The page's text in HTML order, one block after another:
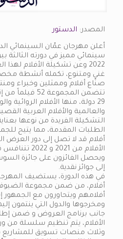
المصدر: الدستور
أعلن مهرجان عمّان السينمائي
2022 وعن تشكيلة الأفلام لهذا
غني ومتنوع، تكمله أنشطة
صنّاع أفلام وممثلين وخبراء
تتضمن
29 دولة، منها الأفلام الروائية
والعالمية والأفلام العربية
التشكيلة الفريدة من نوعها
الطلبات المقدمة، مما يتيح
أفلام قد لا تصل إلى دور العرض
الأفلام من
ويحصل الفائزون على جائزة
إلى جوائز نقدية.
في هذه الدورة، يستضيف
أفلام، من ضمن مجموعة الضيوف
أفلامهم ويتحاورون مع الجمهور
ومخرجوها والدول التي ينتمون
جانب برنامج العروض و ضمن
الأفلام، يتم تنظيم سلسلة من
وثلاث منصات تسويق للمشاريع